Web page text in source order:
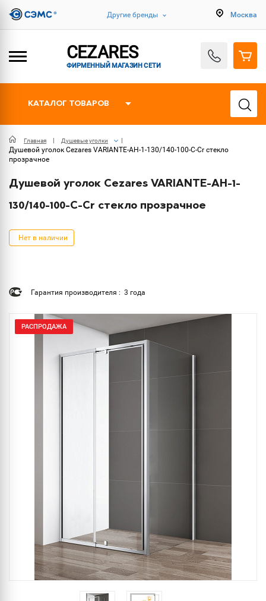
Другие бренды Москва
CEZARES
ФИРМЕННЫЙ МАГАЗИН СЕТИ
КАТАЛОГ ТОВАРОВ
Главная Душевые уголки
Душевой уголок Cezares VARIANTE-AH-1-130/140-100-C-Cr стекло
прозрачное
Душевой уголок Cezares VARIANTE-AH-1-
130/140-100-C-Cr стекло прозрачное
Нет в наличии
Гарантия производителя : 3 года
РАСПРОДАЖА